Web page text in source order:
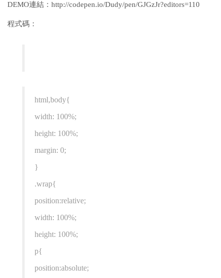
DEMO連結：http://codepen.io/Dudy/pen/GJGzJr?editors=110
程式碼：
html,body{
width: 100%;
height: 100%;
margin: 0;
}
.wrap{
position:relative;
width: 100%;
height: 100%;
p{
position:absolute;